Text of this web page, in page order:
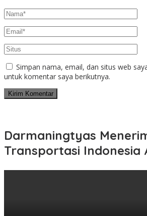
Simpan nama, email, dan situs web
untuk komentar saya berikutnya.
Darmaningtyas
Transportasi Indonesia